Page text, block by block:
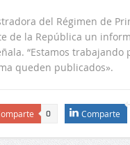
del Régimen de
de la República un
“Estamos trabajando
queden publicados».
0 Comparte